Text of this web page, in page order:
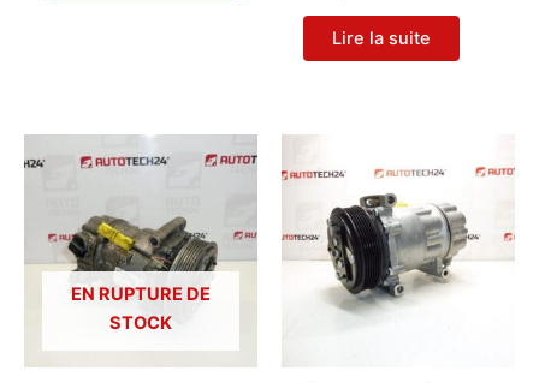
Lire la suite
EN RUPTURE DE
STOCK